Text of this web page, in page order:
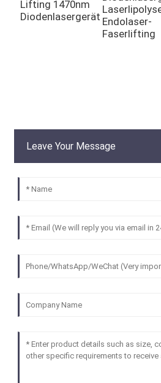
Lifting 1470nm
Diodenlasergerät Endolaser-
Faserlifting
Leave Your Message